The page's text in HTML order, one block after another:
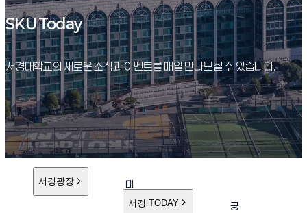
SKU Today
SKU Today
서경대학교의 새로운 소식과 이벤트를 매일 만나보실 수 있습니다.
서경광장
대
학
서경 TODAY
공